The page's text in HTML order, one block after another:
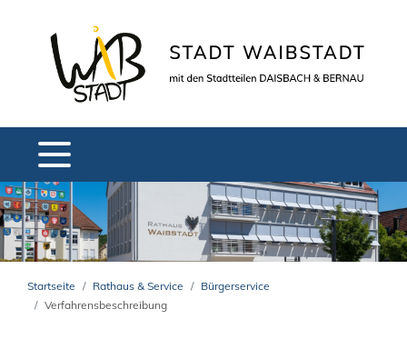
Startseite Rathaus & Service
Bürgerservice
Verfahrensbeschreibung